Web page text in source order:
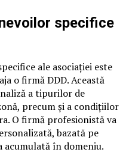
specifice
ale asociației este
o firmă DDD. Această
a tipurilor de
precum și a condițiilor
O firmă profesionistă va
bazată pe
acumulată în domeniu.